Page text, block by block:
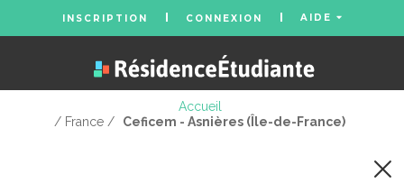
INSCRIPTION CONNEXION AIDE
Accueil
/ France /
Ceficem - Asnières (Île-de-France)